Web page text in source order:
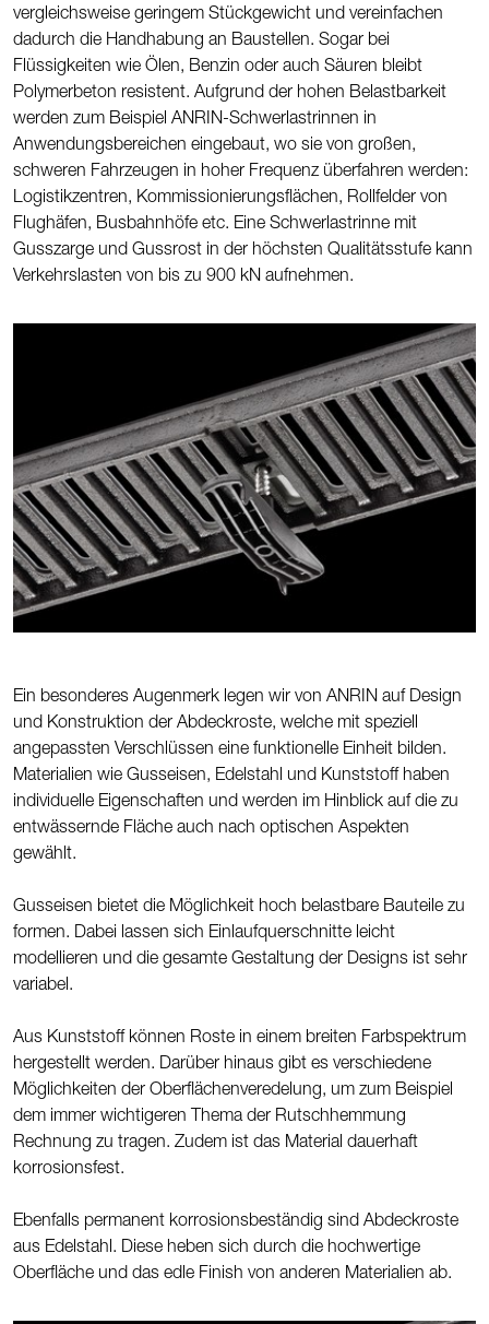
vergleichsweise geringem Stückgewicht und vereinfachen
dadurch die Handhabung an Baustellen. Sogar bei
Flüssigkeiten wie Ölen, Benzin oder auch Säuren bleibt
Polymerbeton resistent. Aufgrund der hohen Belastbarkeit
werden zum Beispiel ANRIN-Schwerlastrinnen in
Anwendungsbereichen eingebaut, wo sie von großen,
schweren Fahrzeugen in hoher Frequenz überfahren werden:
Logistikzentren, Kommissionierungsflächen, Rollfelder von
Flughäfen, Busbahnhöfe etc. Eine Schwerlastrinne mit
Gusszarge und Gussrost in der höchsten Qualitätsstufe kann
Verkehrslasten von bis zu 900 kN aufnehmen.
Ein besonderes Augenmerk legen wir von ANRIN auf Design
und Konstruktion der Abdeckroste, welche mit speziell
angepassten Verschlüssen eine funktionelle Einheit bilden.
Materialien wie Gusseisen, Edelstahl und Kunststoff haben
individuelle Eigenschaften und werden im Hinblick auf die zu
entwässernde Fläche auch nach optischen Aspekten
gewählt.
Gusseisen bietet die Möglichkeit hoch belastbare Bauteile zu
formen. Dabei lassen sich Einlaufquerschnitte leicht
modellieren und die gesamte Gestaltung der Designs ist sehr
variabel.
Aus Kunststoff können Roste in einem breiten Farbspektrum
hergestellt werden. Darüber hinaus gibt es verschiedene
Möglichkeiten der Oberflächenveredelung, um zum Beispiel
dem immer wichtigeren Thema der Rutschhemmung
Rechnung zu tragen. Zudem ist das Material dauerhaft
korrosionsfest.
Ebenfalls permanent korrosionsbeständig sind Abdeckroste
aus Edelstahl. Diese heben sich durch die hochwertige
Oberfläche und das edle Finish von anderen Materialien ab.